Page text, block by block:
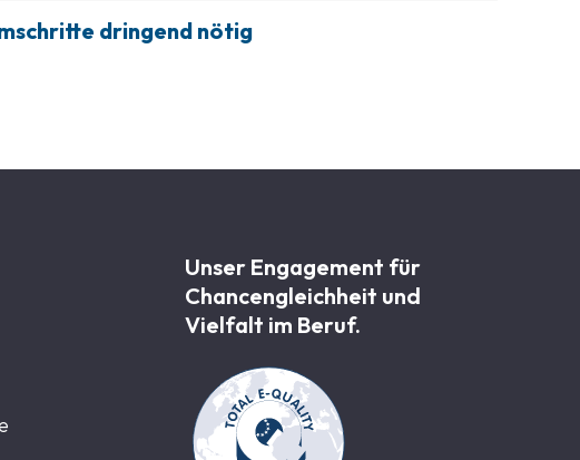
dringend nötig
Unser Engagement für
Chancen­gleichheit und
Vielfalt im Beruf.